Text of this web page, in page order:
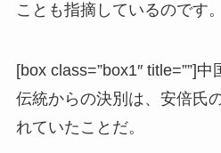
ことも指摘しているのです。
[box class=”box1″ title=””]中
伝統からの決別 は、安倍氏
れていたことだ。